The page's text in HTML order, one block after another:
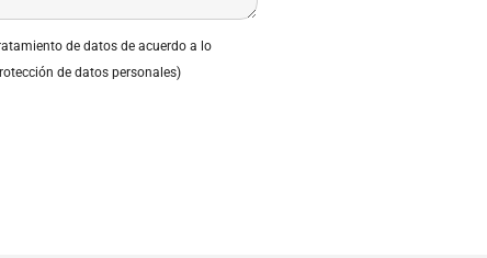
de datos de acuerdo a lo
de datos personales)